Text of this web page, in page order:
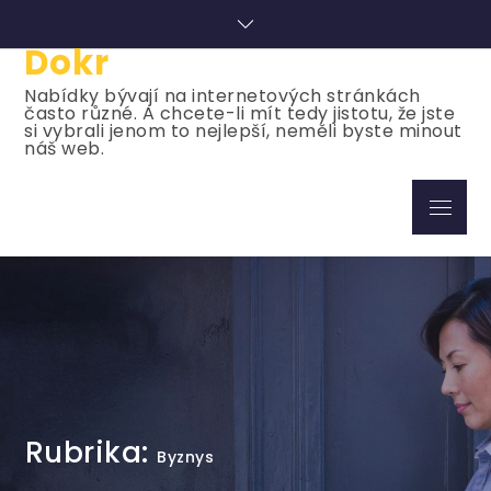
content
Dokr
Nabídky bývají na internetových stránkách
často různé. A chcete-li mít tedy jistotu, že jste
si vybrali jenom to nejlepší, neměli byste minout
náš web.
Menu
Rubrika: Byznys